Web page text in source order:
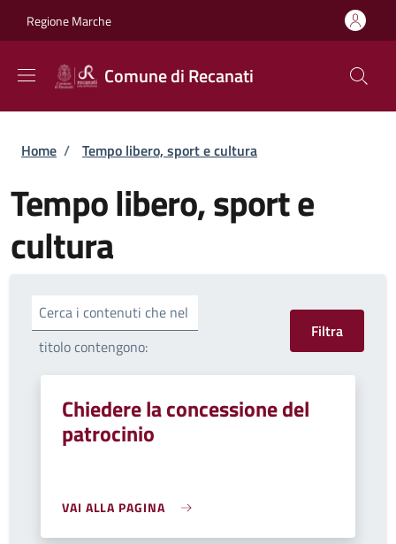
Regione Marche
Comune di Recanati
Briciole di pane
Home / Tempo libero, sport e cultura
Tempo libero, sport e
cultura
Cerca i contenuti che nel
titolo contengono:
Chiedere la concessione del
patrocinio
VAI ALLA PAGINA